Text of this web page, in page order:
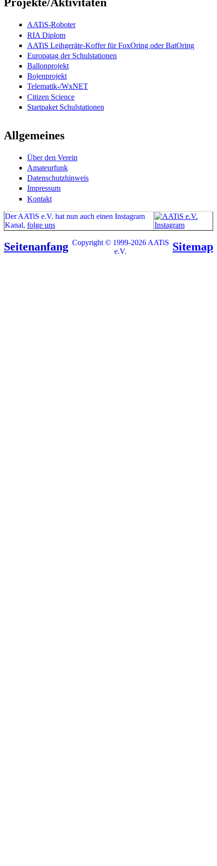
Projekte/Aktivitäten
AATiS-Roboter
RIA Diplom
AATiS Leihgeräte-Koffer für FoxOring oder BatOring
Europatag der Schulstationen
Ballonprojekt
Bojenprojekt
Telematik-/WxNET
Citizen Science
Startpaket Schulstationen
Allgemeines
Über den Verein
Amateurfunk
Datenschutzhinweis
Impressum
Kontakt
Der AATiS e.V. hat nun auch einen Instagram
Kanal, folge uns
Seitenanfang Copyright © 1999-2026 AATiS
e.V.
Sitemap